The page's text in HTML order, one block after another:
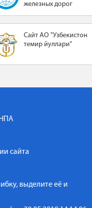
железных дорог
Сайт АО "Узбекистон
темир йуллари"
сайта
выделите её и